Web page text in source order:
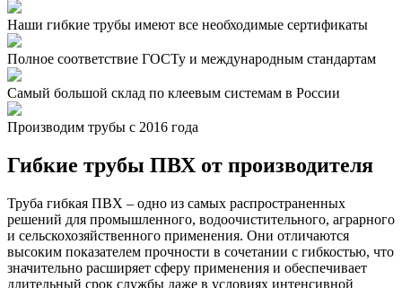
Наши гибкие трубы имеют все необходимые сертификаты
Полное соответствие ГОСТу и международным стандартам
Самый большой склад по клеевым системам в России
Производим трубы с 2016 года
Гибкие трубы ПВХ от производителя
Труба гибкая ПВХ – одно из самых распространенных
решений для промышленного, водоочистительного, аграрного
и сельскохозяйственного применения. Они отличаются
высоким показателем прочности в сочетании с гибкостью, что
значительно расширяет сферу применения и обеспечивает
длительный срок службы даже в условиях интенсивной